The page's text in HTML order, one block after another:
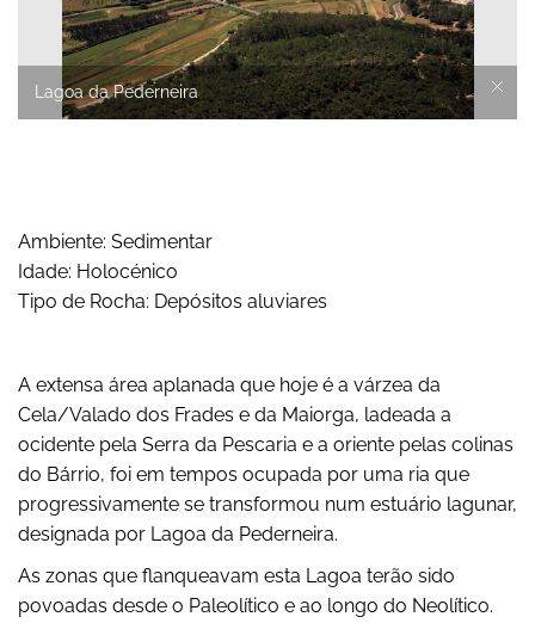
Lagoa da Pederneira
Ambiente: Sedimentar
Idade: Holocénico
Tipo de Rocha: Depósitos aluviares
A extensa área aplanada que hoje é a várzea da
Cela/Valado dos Frades e da Maiorga, ladeada a
ocidente pela Serra da Pescaria e a oriente pelas colinas
do Bárrio, foi em tempos ocupada por uma ria que
progressivamente se transformou num estuário lagunar,
designada por Lagoa da Pederneira.
As zonas que flanqueavam esta Lagoa terão sido
povoadas desde o Paleolítico e ao longo do Neolítico.